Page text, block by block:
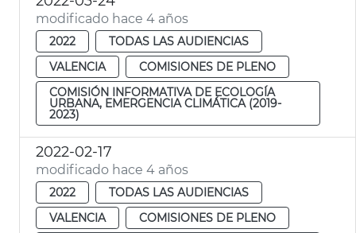
modificado hace 4 años
2022
TODAS LAS AUDIENCIAS
VALENCIA
COMISIONES DE PLENO
COMISIÓN INFORMATIVA DE ECOLOGÍA
URBANA, EMERGENCIA CLIMÁTICA (2019-
2023)
2022-02-17
modificado hace 4 años
2022
TODAS LAS AUDIENCIAS
VALENCIA
COMISIONES DE PLENO